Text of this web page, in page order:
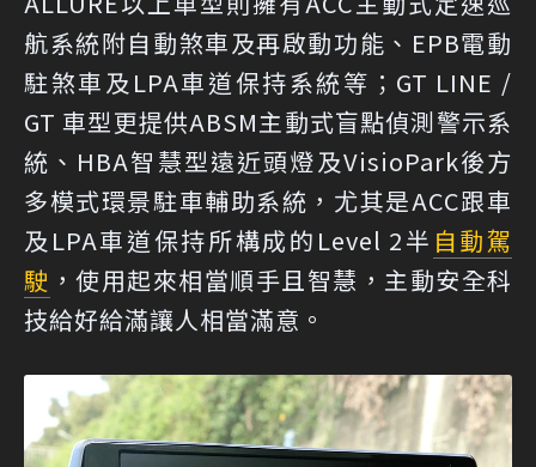
航系統附自動煞車及再啟動功能、EPB電動
駐煞車及LPA車道保持系統等；GT LINE /
GT 車型更提供ABSM主動式盲點偵測警示系
統、HBA智慧型遠近頭燈及VisioPark後方
多模式環景駐車輔助系統，尤其是ACC跟車
及LPA車道保持所構成的Level 2半 自動駕
駛 ，使用起來相當順手且智慧，主動安全科
技給好給滿讓人相當滿意。